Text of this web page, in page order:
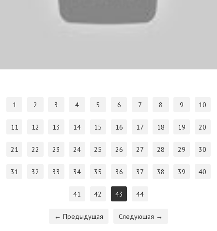
1 2 3 4 5 6 7 8 9 10
11 12 13 14 15 16 17 18 19 20
21 22 23 24 25 26 27 28 29 30
31 32 33 34 35 36 37 38 39 40
41 42 43 44
← Предыдущая Следующая →